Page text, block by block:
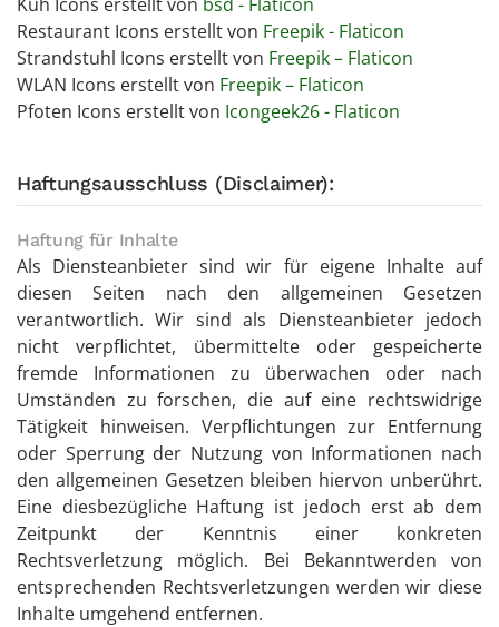
Restaurant Icons erstellt von Freepik - Flaticon
Strandstuhl Icons erstellt von Freepik – Flaticon
WLAN Icons erstellt von Freepik – Flaticon
Pfoten Icons erstellt von Icongeek26 - Flaticon
Haftungsausschluss (Disclaimer):
Haftung für Inhalte
Als Diensteanbieter sind wir für eigene Inhalte auf
diesen Seiten nach den allgemeinen Gesetzen
verantwortlich. Wir sind als Diensteanbieter jedoch
nicht verpflichtet, übermittelte oder gespeicherte
fremde Informationen zu überwachen oder nach
Umständen zu forschen, die auf eine rechtswidrige
Tätigkeit hinweisen. Verpflichtungen zur Entfernung
oder Sperrung der Nutzung von Informationen nach
den allgemeinen Gesetzen bleiben hiervon unberührt.
Eine diesbezügliche Haftung ist jedoch erst ab dem
Zeitpunkt der Kenntnis einer konkreten
Rechtsverletzung möglich. Bei Bekanntwerden von
entsprechenden Rechtsverletzungen werden wir diese
Inhalte umgehend entfernen.